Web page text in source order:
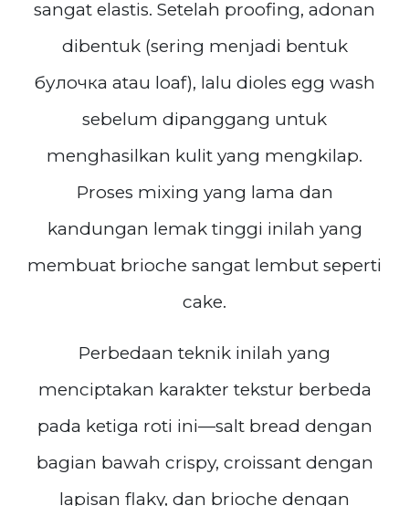
sangat elastis. Setelah proofing, adonan
dibentuk (sering menjadi bentuk
булочка atau loaf), lalu dioles egg wash
sebelum dipanggang untuk
menghasilkan kulit yang mengkilap.
Proses mixing yang lama dan
kandungan lemak tinggi inilah yang
membuat brioche sangat lembut seperti
cake.
Perbedaan teknik inilah yang
menciptakan karakter tekstur berbeda
pada ketiga roti ini—salt bread dengan
bagian bawah crispy, croissant dengan
lapisan flaky, dan brioche dengan